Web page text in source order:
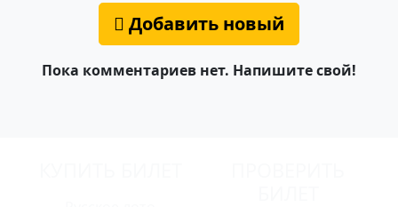
Добавить новый
Пока комментариев нет. Напишите свой!